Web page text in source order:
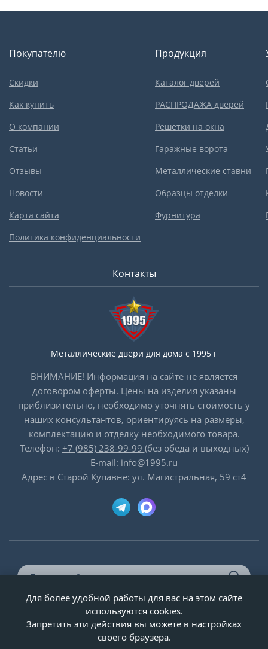
Покупателю
Скидки
Как купить
О компании
Статьи
Отзывы
Новости
Карта сайта
Политика конфиденциальности
Продукция
Каталог дверей
РАСПРОДАЖА дверей
Решетки на окна
Гаражные ворота
Металлические ставни
Образцы отделки
Фурнитура
Контакты
Металлические двери для дома с 1995 г
ВНИМАНИЕ! Информация на сайте не является
договором оферты. Цены на изделия указаны
приблизительно, необходимо уточнять стоимость у
наших консультантов, ориентируясь на размеры,
комплектацию и отделку необходимого товара.
Телефон: +7 (985) 238-99-99 (без обеда и выходных)
E-mail: info@1995.ru
Адрес в Старой Купавне: ул. Магистральная, 59 ст4
© ООО «Двери-и-точка», ИНН 5020092947, 1995-2026 г.
Для более удобной работы для вас на этом сайте
используются cookies.
Запретить эти действия вы можете в настройках
своего браузера.